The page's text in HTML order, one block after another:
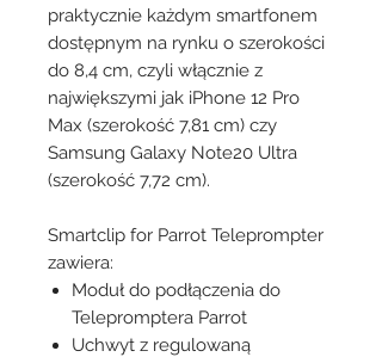
praktycznie każdym smartfonem
dostępnym na rynku o szerokości
do 8,4 cm, czyli włącznie z
największymi jak iPhone 12 Pro
Max (szerokość 7,81 cm) czy
Samsung Galaxy Note20 Ultra
(szerokość 7,72 cm).
Smartclip for Parrot Teleprompter
zawiera:
Moduł do podłączenia do
Telepromptera Parrot
Uchwyt z regulowaną